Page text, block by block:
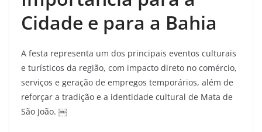
Cidade e para a Bahia
A festa representa um dos principais eventos culturais
e turísticos da região, com impacto direto no comércio,
serviços e geração de empregos temporários, além de
reforçar a tradição e a identidade cultural de Mata de
São João. ￼